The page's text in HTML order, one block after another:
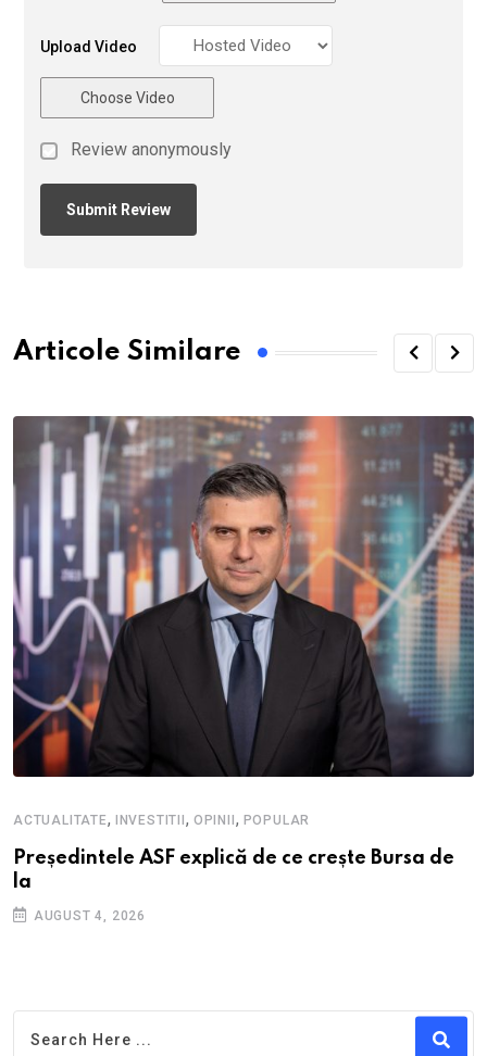
Upload Video
Choose Video
Review anonymously
Articole Similare
ACTUALITATE, INVESTITII, OPINII, POPULAR
Președintele ASF explică de ce crește Bursa de
la
AUGUST 4, 2026